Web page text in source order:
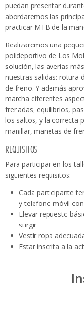
puedan presentar
abordaremos las
practicar MTB de la
Realizaremos una
polideportivo de Los
solución, las averías
nuestras salidas: rotura
de freno. Y además
marcha diferentes
frenadas, equilibrios,
los saltos, y la correcta
manillar, manetas de
REQUISITOS
Para participar en los
siguientes requisitos:
Cada participante
y teléfono móvil
Llevar repuesto
surgir
Vestir ropa
Estar inscrita a la